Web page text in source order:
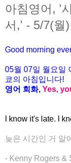
아침영어, '
서,' - 5/7(월)
Good morning
05월 07일 월 요일
쿄의 아침입니다!
영어 회화, Yes,
I know it's late. I
늦은 시간인 거 알
- Kenny Rogers &